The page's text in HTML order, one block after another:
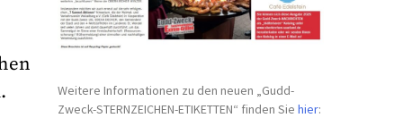
Weitere Informationen zu den neuen „Gudd-
Zweck-STERNZEICHEN-ETIKETTEN“ finden Siehier: